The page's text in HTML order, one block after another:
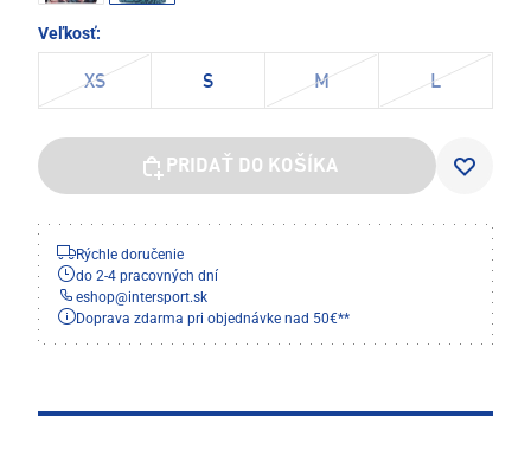
Veľkosť:
XS S M L
PRIDAŤ DO KOŠÍKA
Rýchle doručenie
do 2-4 pracovných dní
eshop@intersport.sk
Doprava zdarma pri objednávke nad 50€**